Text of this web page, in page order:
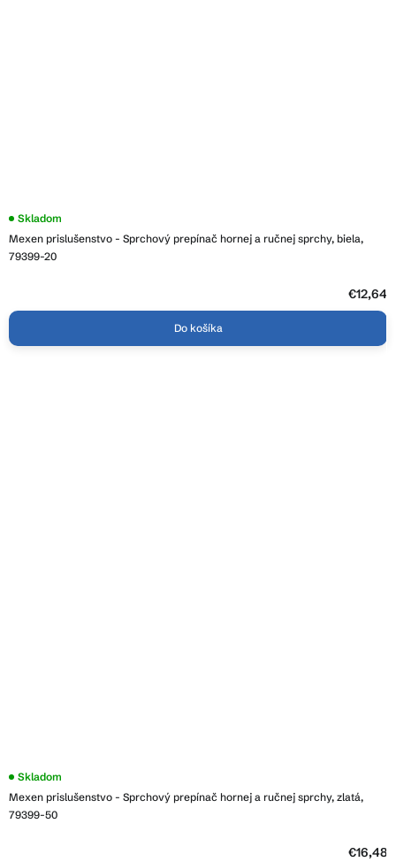
Mexen prislušenstvo - Sprchový prepínač hornej a ručnej sprchy, biela,
79399-20
Skladom
€12,64
Do košíka
Mexen prislušenstvo - Sprchový prepínač hornej a ručnej sprchy, zlatá,
79399-50
Skladom
€16,48